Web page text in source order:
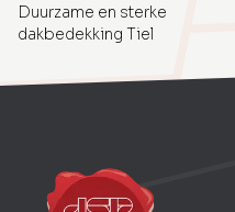
Duurzame en sterke
dakbedekking Tiel